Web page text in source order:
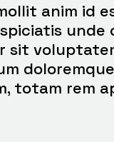
anim id
unde
sit
doloremque
totam rem